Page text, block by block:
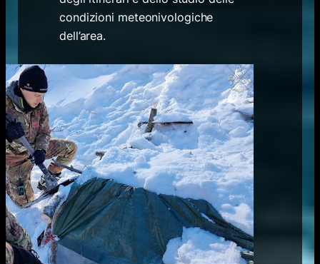
condizioni meteonivologiche
dell’area.